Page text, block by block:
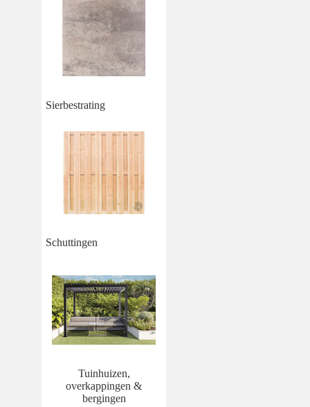
Sierbestrating
Schuttingen
Tuinhuizen,
overkappingen &
bergingen